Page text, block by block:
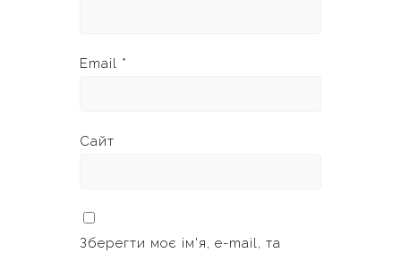
Email *
Сайт
Зберегти моє ім'я, e-mail, та